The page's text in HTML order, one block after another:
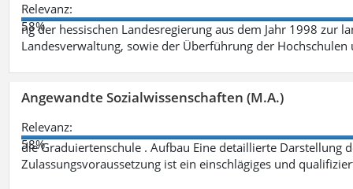
Relevanz:
58%
ng der hessischen Landesregierung aus dem Jahr 1998 zur
Landesverwaltung, sowie der Überführung der
Angewandte Sozialwissenschaften (M.A.)
Relevanz:
58%
die Graduiertenschule . Aufbau Eine detaillierte Darstellung
Zulassungsvoraussetzung ist ein einschlägiges und